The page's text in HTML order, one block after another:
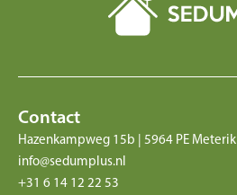
Contact
Hazenkampweg 15b | 5964 PE Meterik
info@sedumplus.nl
+31 6 14 12 22 53